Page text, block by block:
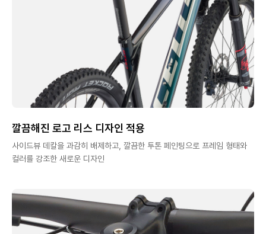
깔끔해진 로고 리스 디자인 적용
사이드뷰 데칼을 과감히 배제하고, 깔끔한 투톤 페인팅으로 프레임 형태와
컬러를 강조한 새로운 디자인